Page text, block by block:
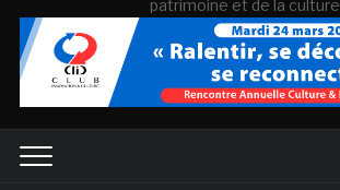
patrimoine et de la culture